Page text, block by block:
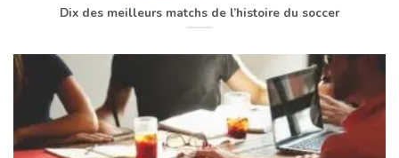
Dix des meilleurs matchs de l’histoire du soccer